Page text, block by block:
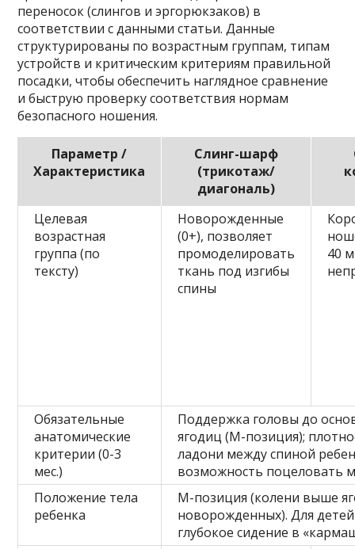
переносок (слингов и эргорюкзаков) в
соответствии с данными статьи. Данные
структурированы по возрастным группам, типам
устройств и критическим критериям правильной
посадки, чтобы обеспечить наглядное сравнение
и быструю проверку соответствия нормам
безопасного ношения.
Параметр /
Характеристика
Слинг-шарф
(трикотаж/
диагональ)
Целевая
возрастная
группа (по
тексту)
Новорожденные
(0+), позволяет
промоделировать
ткань под изгибы
спины
40
Обязательные
анатомические
критерии (0-3
мес.)
Поддержка головы до
ягодиц (М-позиция);
ладони между спиной
возможность поцеловать
Положение тела
ребенка
М-позиция (колени выше
новорожденных). Для
глубокое сидение в